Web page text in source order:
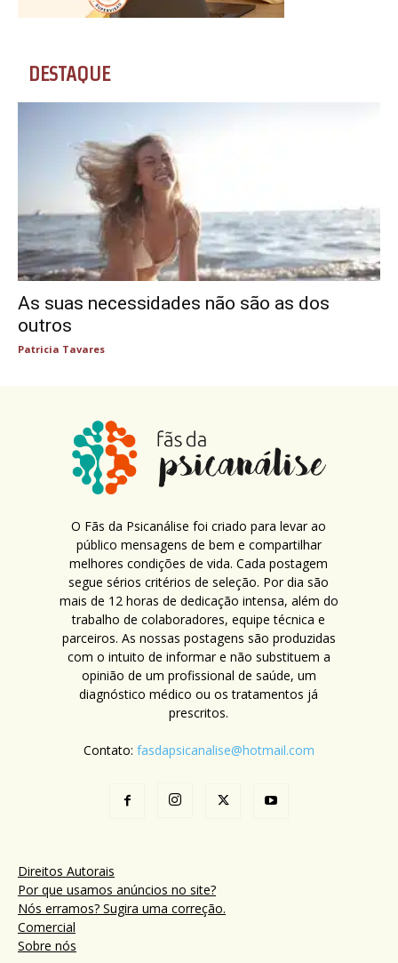
DESTAQUE
As suas necessidades não são as dos
outros
Patricia Tavares
O Fãs da Psicanálise foi criado para levar ao
público mensagens de bem e compartilhar
melhores condições de vida. Cada postagem
segue sérios critérios de seleção. Por dia são
mais de 12 horas de dedicação intensa, além do
trabalho de colaboradores, equipe técnica e
parceiros. As nossas postagens são produzidas
com o intuito de informar e não substituem a
opinião de um profissional de saúde, um
diagnóstico médico ou os tratamentos já
prescritos.
Contato: fasdapsicanalise@hotmail.com
Direitos Autorais
Por que usamos anúncios no site?
Nós erramos? Sugira uma correção.
Comercial
Sobre nós